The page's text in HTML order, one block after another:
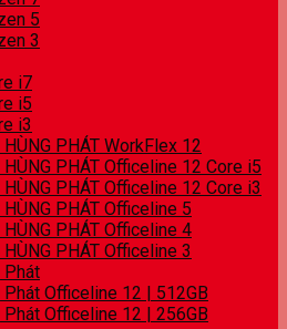
5
3
i7
i5
i3
HÙNG PHÁT WorkFlex 12
HÙNG PHÁT Officeline 12 Core i5
HÙNG PHÁT Officeline 12 Core i3
HÙNG PHÁT Officeline 5
HÙNG PHÁT Officeline 4
HÙNG PHÁT Officeline 3
Phát
Phát Officeline 12 | 512GB
Phát Officeline 12 | 256GB